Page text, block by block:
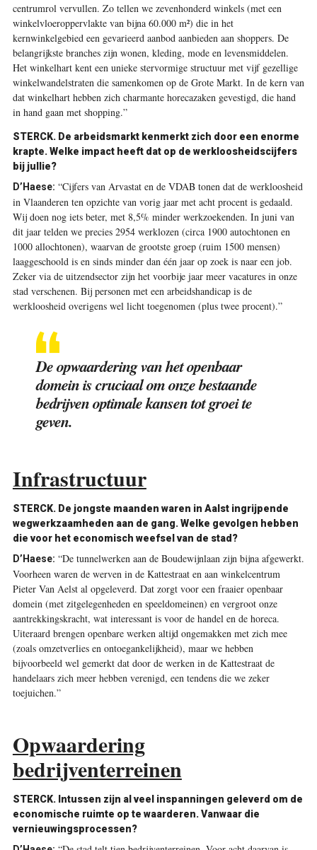
centrumrol vervullen. Zo tellen we zevenhonderd winkels (met een
winkelvloeroppervlakte van bijna 60.000 m²) die in het
kernwinkelgebied een gevarieerd aanbod aanbieden aan shoppers. De
belangrijkste branches zijn wonen, kleding, mode en levensmiddelen.
Het winkelhart kent een unieke stervormige structuur met vijf gezellige
winkelwandelstraten die samenkomen op de Grote Markt. In de kern van
dat winkelhart hebben zich charmante horecazaken gevestigd, die hand
in hand gaan met shopping.”
STERCK. De arbeidsmarkt kenmerkt zich door een enorme
krapte. Welke impact heeft dat op de werkloosheidscijfers
bij jullie?
D’Haese: “Cijfers van Arvastat en de VDAB tonen dat de werkloosheid
in Vlaanderen ten opzichte van vorig jaar met acht procent is gedaald.
Wij doen nog iets beter, met 8,5% minder werkzoekenden. In juni van
dit jaar telden we precies 2954 werklozen (circa 1900 autochtonen en
1000 allochtonen), waarvan de grootste groep (ruim 1500 mensen)
laaggeschoold is en sinds minder dan één jaar op zoek is naar een job.
Zeker via de uitzendsector zijn het voorbije jaar meer vacatures in onze
stad verschenen. Bij personen met een arbeidshandicap is de
werkloosheid overigens wel licht toegenomen (plus twee procent).”
De opwaardering van het openbaar
domein is cruciaal om onze bestaande
bedrijven optimale kansen tot groei te
geven.
Infrastructuur
STERCK. De jongste maanden waren in Aalst ingrijpende
wegwerkzaamheden aan de gang. Welke gevolgen hebben
die voor het economisch weefsel van de stad?
D’Haese: “De tunnelwerken aan de Boudewijnlaan zijn bijna afgewerkt.
Voorheen waren de werven in de Kattestraat en aan winkelcentrum
Pieter Van Aelst al opgeleverd. Dat zorgt voor een fraaier openbaar
domein (met zitgelegenheden en speeldomeinen) en vergroot onze
aantrekkingskracht, wat interessant is voor de handel en de horeca.
Uiteraard brengen openbare werken altijd ongemakken met zich mee
(zoals omzetverlies en ontoegankelijkheid), maar we hebben
bijvoorbeeld wel gemerkt dat door de werken in de Kattestraat de
handelaars zich meer hebben verenigd, een tendens die we zeker
toejuichen.”
Opwaardering
bedrijventerreinen
STERCK. Intussen zijn al veel inspanningen geleverd om de
economische ruimte op te waarderen. Vanwaar die
vernieuwingsprocessen?